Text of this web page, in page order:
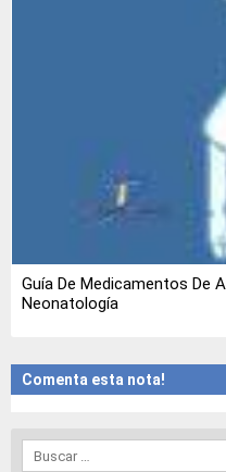
Guía De Medicamentos De
Neonatología
Comenta esta nota!